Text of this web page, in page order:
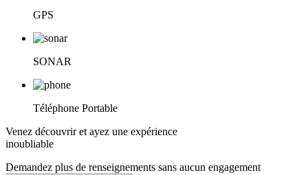
GPS
SONAR
Téléphone Portable
Venez découvrir et ayez une expérience
inoubliable
Demandez plus de renseignements sans aucun engagement